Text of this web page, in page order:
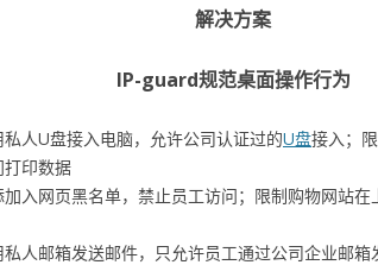
解决方案
IP-guard规范桌面操作行为
人U盘接入电脑，允许公司认证过的U盘接入；
打印数据
入网页黑名单，禁止员工访问；限制购物网站
人邮箱发送邮件，只允许员工通过公司企业邮箱